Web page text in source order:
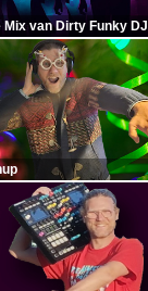
Mix van Dirty Funky DJ